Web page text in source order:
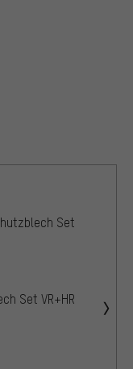
Set
Set VR+HR